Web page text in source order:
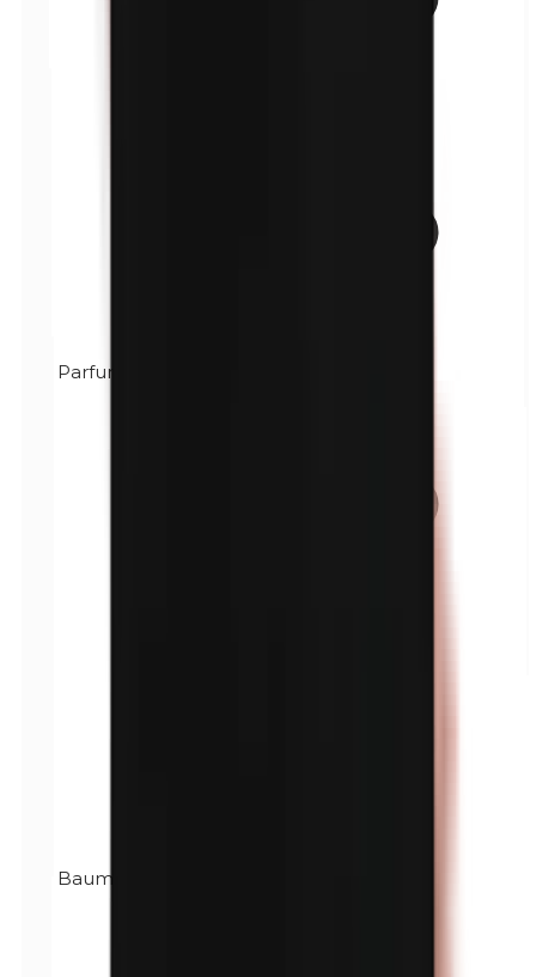
Parfum (mélange)
Baume du Pérou